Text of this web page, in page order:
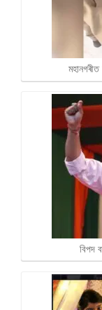
বিপদ